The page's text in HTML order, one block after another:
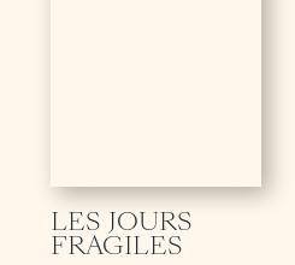
LES JOURS
FRAGILES